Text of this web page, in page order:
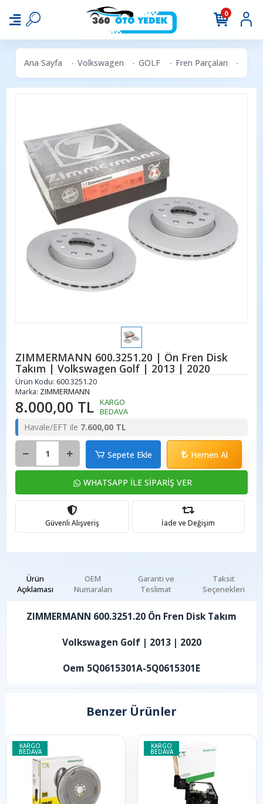
0
Ana Sayfa Volkswagen GOLF Fren Parçaları
ZIMMERMANN 600.3251.20 | Ön Fren Disk
Takım | Volkswagen Golf | 2013 | 2020
Ürün Kodu: 600.3251.20
Marka: ZIMMERMANN
8.000,00 TL KARGO
BEDAVA
Havale/EFT ile 7.600,00 TL
Sepete Ekle Hemen Al
WHATSAPP İLE SİPARİŞ VER
Güvenli Alışveriş İade ve Değişim
Ürün
Açıklaması
Garanti ve
Teslimat
Taksit
Seçenekleri
OEM
Numaraları
ZIMMERMANN 600.3251.20 Ön Fren Disk Takım
Volkswagen Golf | 2013 | 2020
Oem 5Q0615301A-5Q0615301E
Benzer Ürünler
KARGO
BEDAVA
KARGO
BEDAVA